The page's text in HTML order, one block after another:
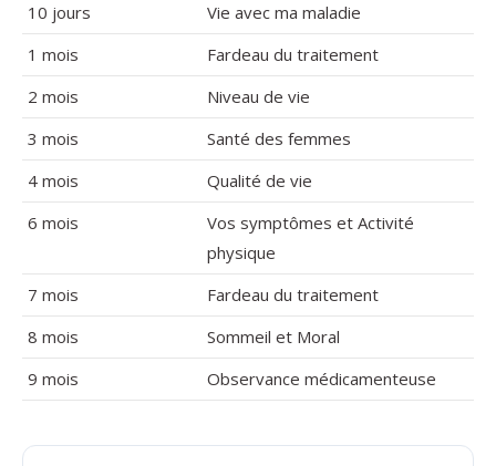
10 jours
Vie avec ma maladie
1 mois
Fardeau du traitement
2 mois
Niveau de vie
3 mois
Santé des femmes
4 mois
Qualité de vie
6 mois
Vos symptômes et Activité
physique
7 mois
Fardeau du traitement
8 mois
Sommeil et Moral
9 mois
Observance médicamenteuse